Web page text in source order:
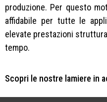
produzione. Per questo
affidabile per tutte le
elevate prestazioni
tempo.
Scopri le nostre lamiere in